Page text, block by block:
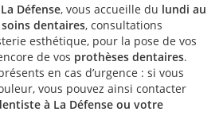
Défense, vous accueille du lundi au
soins dentaires, consultations
esthétique, pour la pose de vos
de vos prothèses dentaires.
en cas d’urgence : si vous
vous pouvez ainsi contacter
à La Défense ou votre